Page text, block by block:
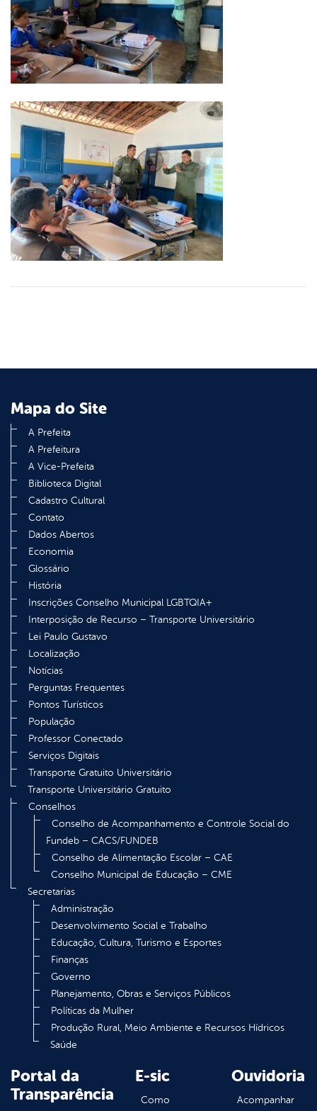
Mapa do Site
A Prefeita
A Prefeitura
A Vice-Prefeita
Biblioteca Digital
Cadastro Cultural
Contato
Dados Abertos
Economia
Glossário
História
Inscrições Conselho Municipal LGBTQIA+
Interposição de Recurso – Transporte Universitário
Lei Paulo Gustavo
Localização
Notícias
Perguntas Frequentes
Pontos Turísticos
População
Professor Conectado
Serviços Digitais
Transporte Gratuito Universitário
Transporte Universitário Gratuito
Conselhos
Conselho de Acompanhamento e Controle Social do
Fundeb – CACS/FUNDEB
Conselho de Alimentação Escolar – CAE
Conselho Municipal de Educação – CME
Secretarias
Administração
Desenvolvimento Social e Trabalho
Educação, Cultura, Turismo e Esportes
Finanças
Governo
Planejamento, Obras e Serviços Públicos
Políticas da Mulher
Produção Rural, Meio Ambiente e Recursos Hídricos
Saúde
Portal da
Transparência
E-sic
Como
Ouvidoria
Acompanhar